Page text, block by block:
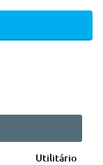
Utilitário